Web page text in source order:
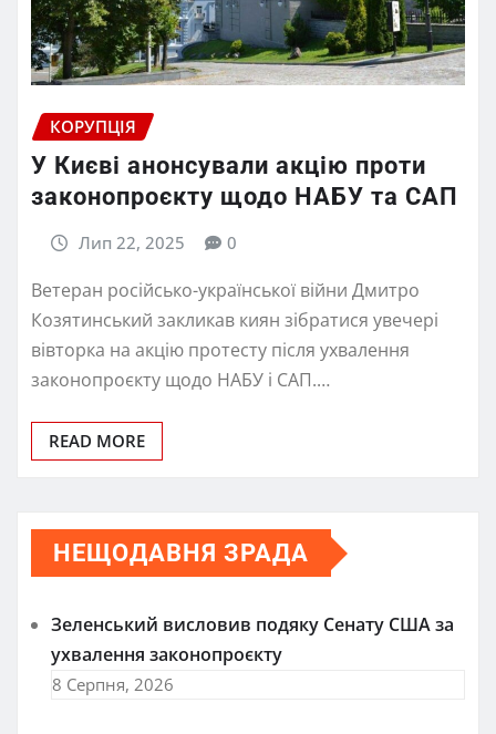
КОРУПЦІЯ
У Києві анонсували акцію проти
законопроєкту щодо НАБУ та САП
Лип 22, 2025 0
Ветеран російсько-української війни Дмитро
Козятинський закликав киян зібратися увечері
вівторка на акцію протесту після ухвалення
законопроєкту щодо НАБУ і САП.…
READ MORE
НЕЩОДАВНЯ ЗРАДА
Зеленський висловив подяку Сенату США за
ухвалення законопроєкту
8 Серпня, 2026